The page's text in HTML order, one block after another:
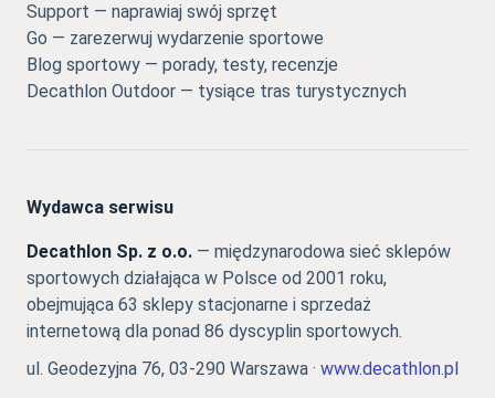
Support — naprawiaj swój sprzęt
Go — zarezerwuj wydarzenie sportowe
Blog sportowy — porady, testy, recenzje
Decathlon Outdoor — tysiące tras turystycznych
Wydawca serwisu
Decathlon Sp. z o.o. — międzynarodowa sieć sklepów
sportowych działająca w Polsce od 2001 roku,
obejmująca 63 sklepy stacjonarne i sprzedaż
internetową dla ponad 86 dyscyplin sportowych.
ul. Geodezyjna 76, 03-290 Warszawa · www.decathlon.pl